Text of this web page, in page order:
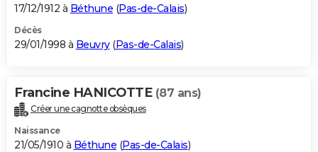
17/12/1912 à Béthune (Pas-de-Calais)
Décès
29/01/1998 à Beuvry(Pas-de-Calais)
Francine HANICOTTE (87 ans)
Créer une cagnotte obsèques
Naissance
21/05/1910 à Béthune (Pas-de-Calais)